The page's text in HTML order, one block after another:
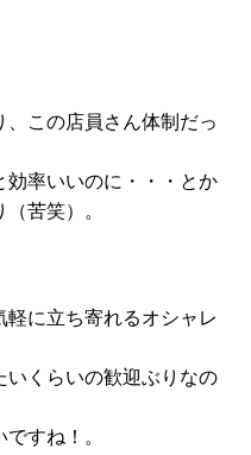
この店員さん体制だっ
効率いいのに・・・とか
苦笑）。
に立ち寄れるオシャレ
くらいの歓迎ぶりなの
すね！。